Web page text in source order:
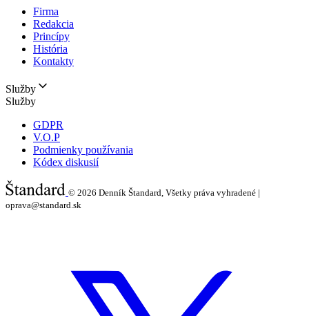
Firma
Redakcia
Princípy
História
Kontakty
Služby
Služby
GDPR
V.O.P
Podmienky používania
Kódex diskusií
© 2026 Denník Štandard, Všetky práva vyhradené |
oprava@standard.sk